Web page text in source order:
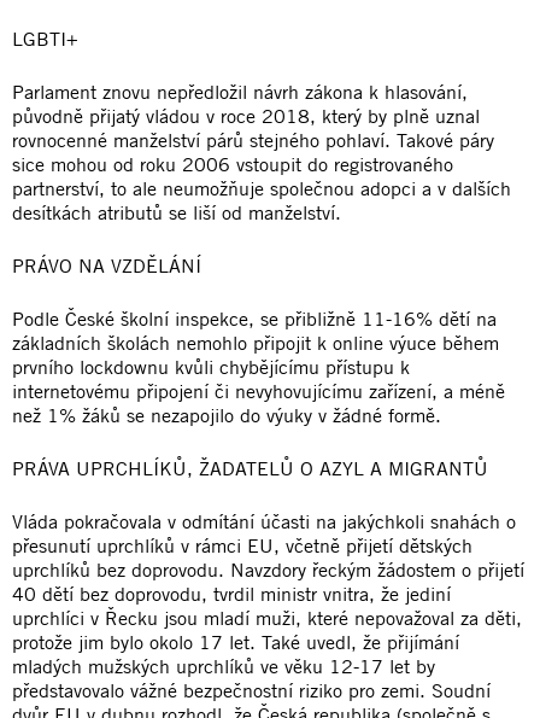
LGBTI+
Parlament znovu nepředložil návrh zákona k hlasování,
původně přijatý vládou v roce 2018, který by plně uznal
rovnocenné manželství párů stejného pohlaví. Takové páry
sice mohou od roku 2006 vstoupit do registrovaného
partnerství, to ale neumožňuje společnou adopci a v dalších
desítkách atributů se liší od manželství.
PRÁVO NA VZDĚLÁNÍ
Podle České školní inspekce, se přibližně 11-16% dětí na
základních školách nemohlo připojit k online výuce během
prvního lockdownu kvůli chybějícímu přístupu k
internetovému připojení či nevyhovujícímu zařízení, a méně
než 1% žáků se nezapojilo do výuky v žádné formě.
PRÁVA UPRCHLÍKŮ, ŽADATELŮ O AZYL A MIGRANTŮ
Vláda pokračovala v odmítání účasti na jakýchkoli snahách o
přesunutí uprchlíků v rámci EU, včetně přijetí dětských
uprchlíků bez doprovodu. Navzdory řeckým žádostem o přijetí
40 dětí bez doprovodu, tvrdil ministr vnitra, že jediní
uprchlíci v Řecku jsou mladí muži, které nepovažoval za děti,
protože jim bylo okolo 17 let. Také uvedl, že přijímání
mladých mužských uprchlíků ve věku 12-17 let by
představovalo vážné bezpečnostní riziko pro zemi. Soudní